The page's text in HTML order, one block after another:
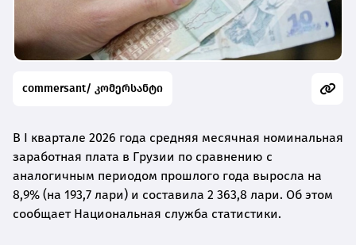
commersant/ კომერსანტი
В I квартале 2026 года средняя месячная номинальная
заработная плата в Грузии по сравнению с
аналогичным периодом прошлого года выросла на
8,9% (на 193,7 лари) и составила 2 363,8 лари. Об этом
сообщает Национальная служба статистики.